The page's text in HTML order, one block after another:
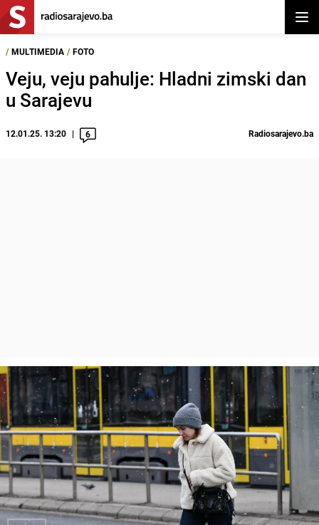
/ MULTIMEDIA / FOTO
Veju, veju pahulje: Hladni zimski dan
u Sarajevu
12.01.25. 13:20 6 Radiosarajevo.ba